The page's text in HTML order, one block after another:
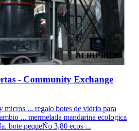
- Community Exchange
micros ... regalo botes de vidrio para
... mermelada mandarina ecologica
bote pequeÑo 3,80 ecos ...